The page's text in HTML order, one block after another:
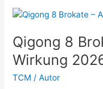
2026:
Fließende
Bewegungen
für
Energie,
Balance
Qigong 8
Wirkung
TCM /Autor